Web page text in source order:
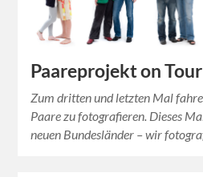
Paareprojekt on Tour
Zum dritten und letzten Mal
Paare zu fotografieren. Dieses
neuen Bundesländer – wir